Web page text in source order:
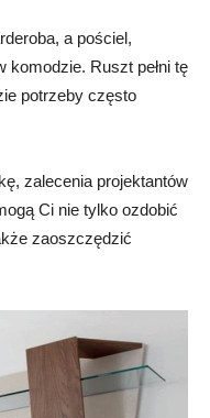
a pościel,
komodzie. Ruszt pełni tę
potrzeby często
zalecenia projektantów
Ci nie tylko ozdobić
zaoszczędzić